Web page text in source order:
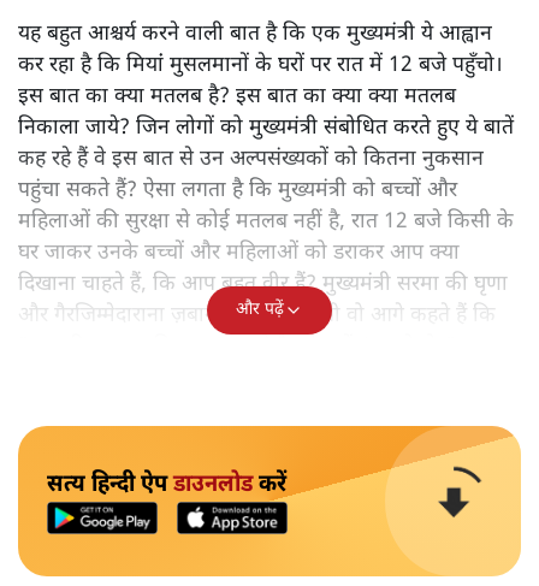
यह बहुत आश्चर्य करने वाली बात है कि एक मुख्यमंत्री ये आह्वान
कर रहा है कि मियांं मुसलमानों के घरों पर रात में 12 बजे पहुँचो।
इस बात का क्या मतलब है? इस बात का क्या क्या मतलब
निकाला जाये? जिन लोगों को मुख्यमंत्री संबोधित करते हुए ये बातें
कह रहे हैं वे इस बात से उन अल्पसंख्यकों को कितना नुकसान
पहुंचा सकते हैं? ऐसा लगता है कि मुख्यमंत्री को बच्चों और
महिलाओं की सुरक्षा से कोई मतलब नहीं है, रात 12 बजे किसी के
घर जाकर उनके बच्चों और महिलाओं को डराकर आप क्या
दिखाना चाहते हैं, कि आप बहुत वीर हैं? मुख्यमंत्री सरमा की घृणा
और गैरजिम्मेदाराना ज़बान यहीं नहीं रुकती वो आगे कहते हैं कि
और पढ़ें
सत्य हिन्दी ऐपडाउनलोडकरें